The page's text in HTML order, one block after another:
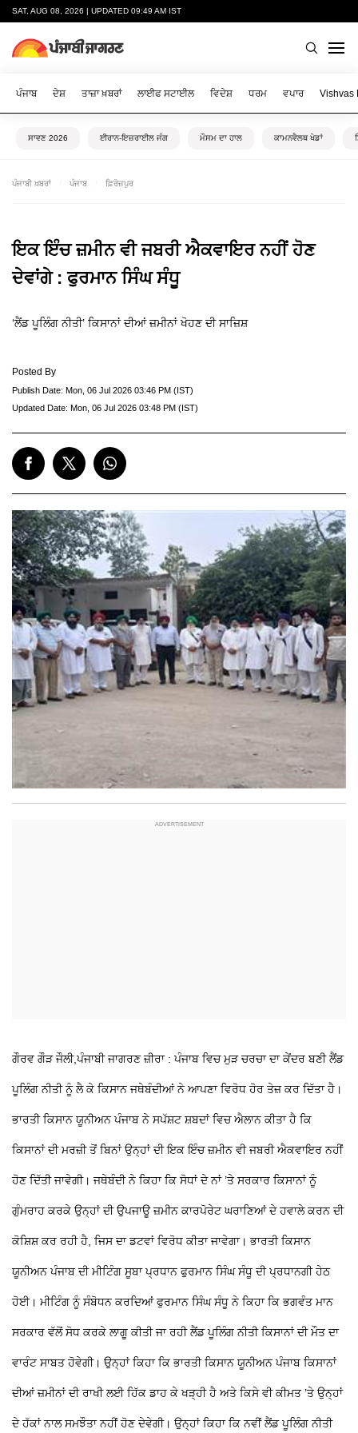
SAT, AUG 08, 2026 | UPDATED 09:49 AM IST
ਪੰਜਾਬ ਦੇਸ਼ ਤਾਜ਼ਾ ਖ਼ਬਰਾਂ ਲਾਈਫ ਸਟਾਈਲ ਵਿਦੇਸ਼ ਧਰਮ ਵਪਾਰ Vishvas
ਸਾਵਣ 2026 ਈਰਾਨ-ਇਜ਼ਰਾਈਲ ਜੰਗ ਮੌਸਮ ਦਾ ਹਾਲ ਕਾਮਨਵੈਲਥ ਖੇਡਾਂ
ਪੰਜਾਬੀ ਖ਼ਬਰਾਂ ਪੰਜਾਬ ਫ਼ਿਰੋਜ਼ਪੁਰ
ਇਕ ਇੰਚ ਜ਼ਮੀਨ ਵੀ ਜਬਰੀ ਐਕਵਾਇਰ ਨਹੀਂ ਹੋਣ
ਦੇਵਾਂਗੇ : ਫੁਰਮਾਨ ਸਿੰਘ ਸੰਧੂ
‘ਲੈਂਡ ਪੂਲਿੰਗ ਨੀਤੀ’ ਕਿਸਾਨਾਂ ਦੀਆਂ ਜ਼ਮੀਨਾਂ ਖੋਹਣ ਦੀ ਸਾਜ਼ਿਸ਼
Posted By
Publish Date: Mon, 06 Jul 2026 03:46 PM (IST)
Updated Date: Mon, 06 Jul 2026 03:48 PM (IST)
ਗੌਰਵ ਗੌੜ ਜੌਲੀ,ਪੰਜਾਬੀ ਜਾਗਰਣਜ਼ੀਰਾ : ਪੰਜਾਬ ਵਿਚ ਮੁੜ ਚਰਚਾ ਦਾ ਕੇਂਦਰ ਬਣੀ ਲੈਂਡ
ਪੂਲਿੰਗ ਨੀਤੀ ਨੂੰ ਲੈ ਕੇ ਕਿਸਾਨ ਜਥੇਬੰਦੀਆਂ ਨੇ ਆਪਣਾ ਵਿਰੋਧ ਹੋਰ ਤੇਜ਼ ਕਰ ਦਿੱਤਾ ਹੈ।
ਭਾਰਤੀ ਕਿਸਾਨ ਯੂਨੀਅਨ ਪੰਜਾਬ ਨੇ ਸਪੱਸ਼ਟ ਸ਼ਬਦਾਂ ਵਿਚ ਐਲਾਨ ਕੀਤਾ ਹੈ ਕਿ
ਕਿਸਾਨਾਂ ਦੀ ਮਰਜ਼ੀ ਤੋਂ ਬਿਨਾਂ ਉਨ੍ਹਾਂ ਦੀ ਇਕ ਇੰਚ ਜ਼ਮੀਨ ਵੀ ਜਬਰੀ ਐਕਵਾਇਰ ਨਹੀਂ
ਹੋਣ ਦਿੱਤੀ ਜਾਵੇਗੀ। ਜਥੇਬੰਦੀ ਨੇ ਕਿਹਾ ਕਿ ਸੋਧਾਂ ਦੇ ਨਾਂ ’ਤੇ ਸਰਕਾਰ ਕਿਸਾਨਾਂ ਨੂੰ
ਗੁੰਮਰਾਹ ਕਰਕੇ ਉਨ੍ਹਾਂ ਦੀ ਉਪਜਾਊ ਜ਼ਮੀਨ ਕਾਰਪੋਰੇਟ ਘਰਾਣਿਆਂ ਦੇ ਹਵਾਲੇ ਕਰਨ ਦੀ
ਕੋਸ਼ਿਸ਼ ਕਰ ਰਹੀ ਹੈ, ਜਿਸ ਦਾ ਡਟਵਾਂ ਵਿਰੋਧ ਕੀਤਾ ਜਾਵੇਗਾ। ਭਾਰਤੀ ਕਿਸਾਨ
ਯੂਨੀਅਨ ਪੰਜਾਬ ਦੀ ਮੀਟਿੰਗ ਸੂਬਾ ਪ੍ਰਧਾਨ ਫੁਰਮਾਨ ਸਿੰਘ ਸੰਧੂ ਦੀ ਪ੍ਰਧਾਨਗੀ ਹੇਠ
ਹੋਈ। ਮੀਟਿੰਗ ਨੂੰ ਸੰਬੋਧਨ ਕਰਦਿਆਂ ਫੁਰਮਾਨ ਸਿੰਘ ਸੰਧੂ ਨੇ ਕਿਹਾ ਕਿ ਭਗਵੰਤ ਮਾਨ
ਸਰਕਾਰ ਵੱਲੋਂ ਸੋਧ ਕਰਕੇ ਲਾਗੂ ਕੀਤੀ ਜਾ ਰਹੀ ਲੈਂਡ ਪੂਲਿੰਗ ਨੀਤੀ ਕਿਸਾਨਾਂ ਦੀ ਮੌਤ ਦਾ
ਵਾਰੰਟ ਸਾਬਤ ਹੋਵੇਗੀ। ਉਨ੍ਹਾਂ ਕਿਹਾ ਕਿ ਭਾਰਤੀ ਕਿਸਾਨ ਯੂਨੀਅਨ ਪੰਜਾਬ ਕਿਸਾਨਾਂ
ਦੀਆਂ ਜ਼ਮੀਨਾਂ ਦੀ ਰਾਖੀ ਲਈ ਹਿੱਕ ਡਾਹ ਕੇ ਖੜ੍ਹੀ ਹੈ ਅਤੇ ਕਿਸੇ ਵੀ ਕੀਮਤ ’ਤੇ ਉਨ੍ਹਾਂ
ਦੇ ਹੱਕਾਂ ਨਾਲ ਸਮਝੌਤਾ ਨਹੀਂ ਹੋਣ ਦੇਵੇਗੀ। ਉਨ੍ਹਾਂ ਕਿਹਾ ਕਿ ਨਵੀਂ ਲੈਂਡ ਪੂਲਿੰਗ ਨੀਤੀ